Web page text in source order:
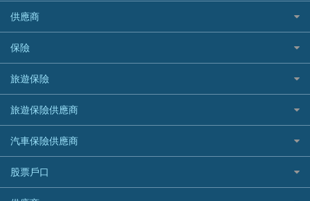
急借錢
緊急貸款比較
最佳小額貸款比較
易批必批貸款
24小時貸款
最佳循環貸款
CreFIT 維信
DBS 星展銀行
DSB 大新銀行
HSBC 滙豐銀行貸款
K Cash 貸款
Mox 銀行
National Resources 中潤物業按揭
OCBC 華僑銀行
個人化貸款產品推介 🔥全新
債務重組一覽
供樓利息扣稅
最佳貸款app
公司信用卡
電子錢包信用卡
日本遊信用卡攻略
韓國遊信用卡攻略
台灣遊信用卡攻略
機場貴賓室信用卡
銀聯信用卡
高獎賞信用卡推薦
DBS星展銀行
HSBC滙豐銀行
Mox
信銀國際
大新銀行
恒生銀行
Standard Chartered渣打銀行
Black Friday優惠
淘寶付款方式
一田購物優惠日
SOGO感謝祭
HKTVmall優惠碼
交稅優惠
酒店優惠碼
機票優惠碼
供應商
八達通自動增值信用卡
保險
旅遊保險
汽車保險
家居保險
家傭保險
寵物保險
定期人壽保險
危疾保險
旅遊保險
日本旅遊保險及資訊
泰國旅遊保險及資訊
台灣旅遊保險及資訊
韓國旅遊保險及資訊
歐洲旅遊保險及資訊
旅遊保險供應商
AXA 安盛
AIG 美亞
Allianz 安聯
Allied World 世聯
汽車保險供應商
大新汽車保險
中銀汽車保險
股票戶口